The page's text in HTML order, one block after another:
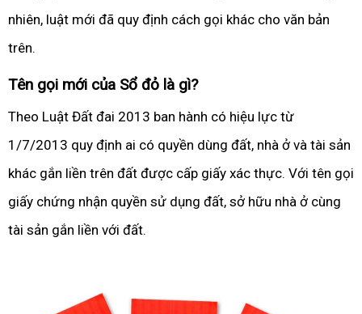
nhiên, luật mới đã quy định cách gọi khác cho văn bản
trên.
Tên gọi mới của Sổ đỏ là gì?
Theo Luật Đất đai 2013 ban hành có hiệu lực từ
1/7/2013 quy định ai có quyền dùng đất, nhà ở và tài sản
khác gắn liền trên đất được cấp giấy xác thực. Với tên gọi
giấy chứng nhận quyền sử dụng đất, sở hữu nhà ở cùng
tài sản gắn liền với đất.